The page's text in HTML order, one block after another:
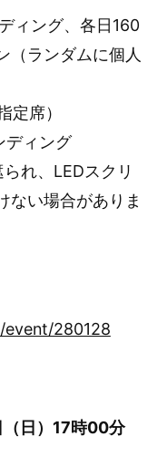
ィング、各日160
（ランダムに個人
席）
ィング
れ、LEDスクリ
ない場合がありま
280128
（日）17時00分